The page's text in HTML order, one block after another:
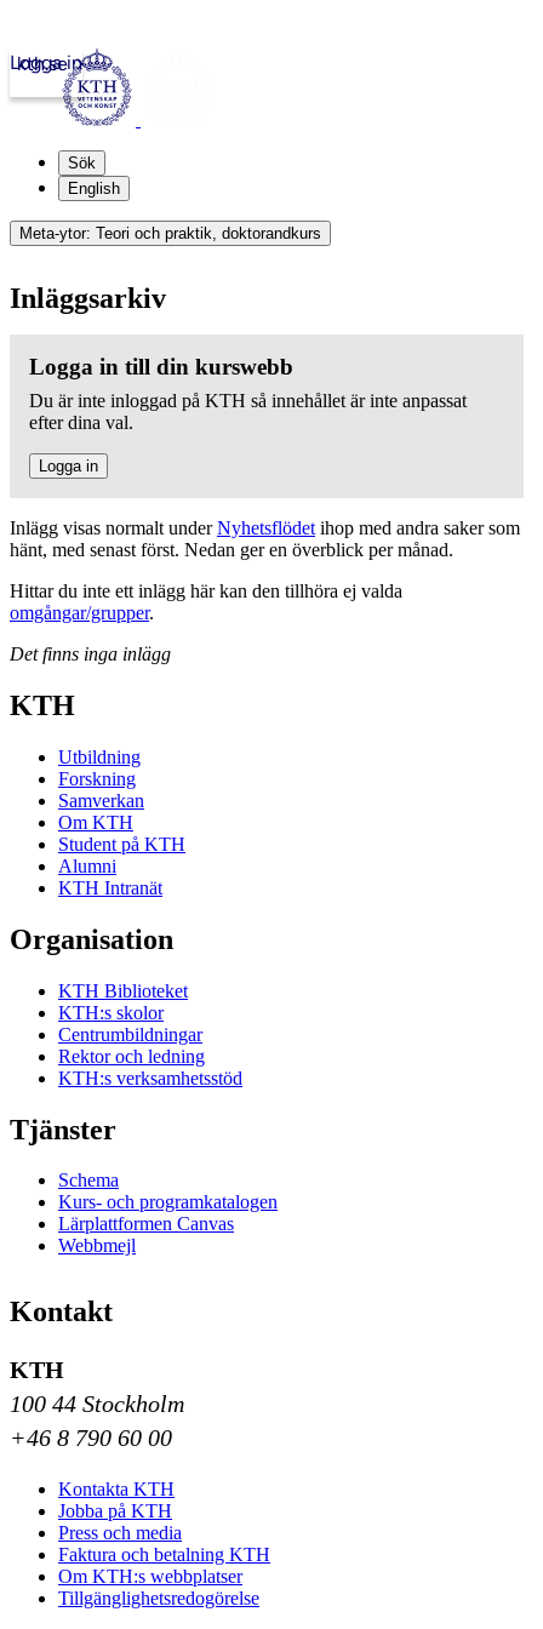
kth.se
Logga in
Sök
English
Meta-ytor: Teori och praktik, doktorandkurs
Inläggsarkiv
Logga in till din kurswebb
Du är inte inloggad på KTH så innehållet är inte anpassat
efter dina val.
Logga in
Inlägg visas normalt underNyhetsflödet ihop med andra saker som
hänt, med senast först. Nedan ger en överblick per månad.
Hittar du inte ett inlägg här kan den tillhöra ej valda
omgångar/grupper.
Det finns inga inlägg
KTH
Utbildning
Forskning
Samverkan
Om KTH
Student på KTH
Alumni
KTH Intranät
Organisation
KTH Biblioteket
KTH:s skolor
Centrumbildningar
Rektor och ledning
KTH:s verksamhetsstöd
Tjänster
Schema
Kurs- och programkatalogen
Lärplattformen Canvas
Webbmejl
Kontakt
KTH
100 44 Stockholm
+46 8 790 60 00
Kontakta KTH
Jobba på KTH
Press och media
Faktura och betalning KTH
Om KTH:s webbplatser
Tillgänglighetsredogörelse